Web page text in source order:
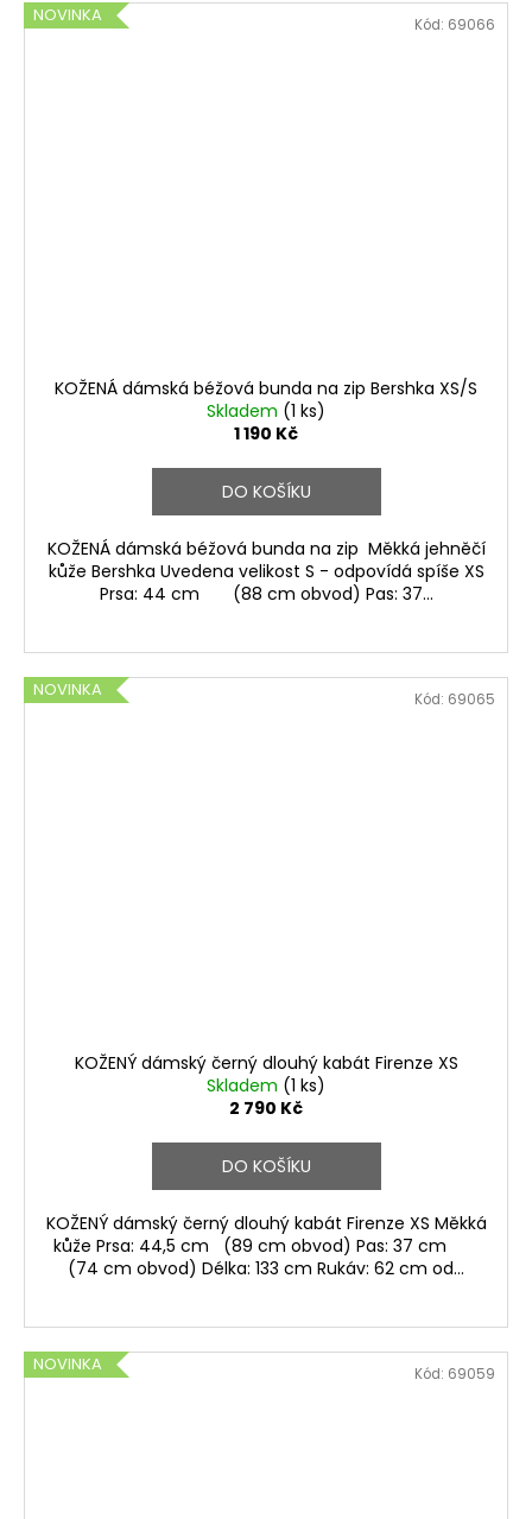
NOVINKA
KOŽENÁ dámská béžová bunda na zip Bershka XS/S
Skladem (1 ks)
1 190 Kč
DO KOŠÍKU
KOŽENÁ dámská béžová bunda na zip Měkká jehněčí
kůže Bershka Uvedena velikost S - odpovídá spíše XS
Prsa: 44 cm (88 cm obvod) Pas: 37...
Kód: 69066
NOVINKA
KOŽENÝ dámský černý dlouhý kabát Firenze XS
Skladem (1 ks)
2 790 Kč
DO KOŠÍKU
KOŽENÝ dámský černý dlouhý kabát Firenze XS Měkká
kůže Prsa: 44,5 cm (89 cm obvod) Pas: 37 cm
(74 cm obvod) Délka: 133 cm Rukáv: 62 cm od...
Kód: 69065
NOVINKA Kód: 69059